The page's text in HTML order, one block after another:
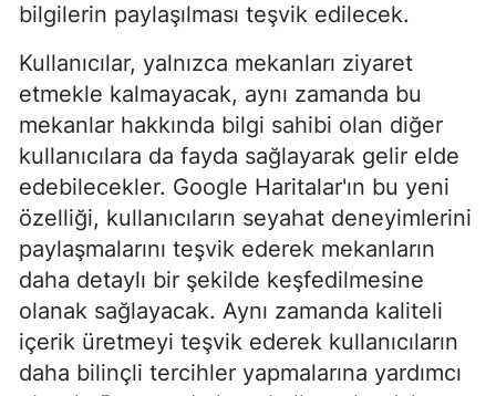
bilgilerin paylaşılması teşvik edilecek.
Kullanıcılar, yalnızca mekanları ziyaret
etmekle kalmayacak, aynı zamanda bu
mekanlar hakkında bilgi sahibi olan diğer
kullanıcılara da fayda sağlayarak gelir elde
edebilecekler. Google Haritalar'ın bu yeni
özelliği, kullanıcıların seyahat deneyimlerini
paylaşmalarını teşvik ederek mekanların
daha detaylı bir şekilde keşfedilmesine
olanak sağlayacak. Aynı zamanda kaliteli
içerik üretmeyi teşvik ederek kullanıcıların
daha bilinçli tercihler yapmalarına yardımcı